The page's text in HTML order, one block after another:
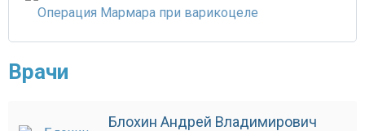
Операция Мармара при варикоцеле
Врачи
Блохин Андрей Владимирович